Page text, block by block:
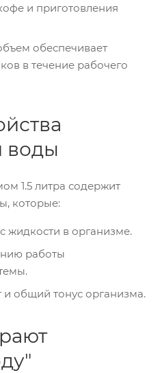
и приготовления
обеспечивает
в течение рабочего
воды
1.5 литра содержит
которые:
жидкости в организме.
работы
общий тонус организма.